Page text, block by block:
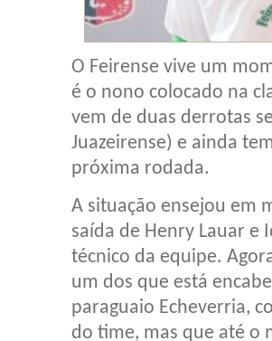
O Feirense vive um
é o nono colocado na
vem de duas derrotas
Juazeirense) e ainda
próxima rodada.
A situação ensejou em
saída de Henry Lauar e
técnico da equipe.
um dos que está
paraguaio Echeverria,
do time, mas que até o